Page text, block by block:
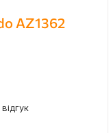
AZ1362